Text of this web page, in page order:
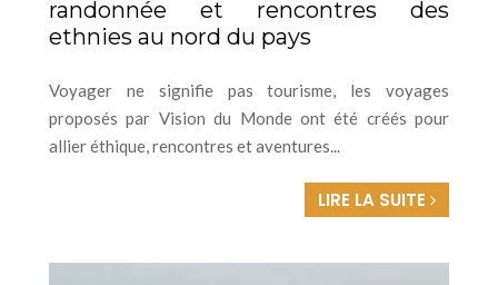
randonnée et rencontres des
ethnies au nord du pays
Voyager ne signifie pas tourisme, les voyages
proposés par Vision du Monde ont été créés pour
allier éthique, rencontres et aventures...
LIRE LA SUITE